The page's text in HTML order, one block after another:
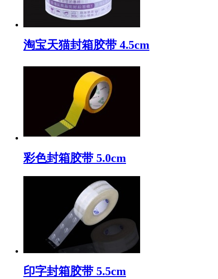
淘宝天猫封箱胶带 4.5cm
彩色封箱胶带 5.0cm
印字封箱胶带 5.5cm